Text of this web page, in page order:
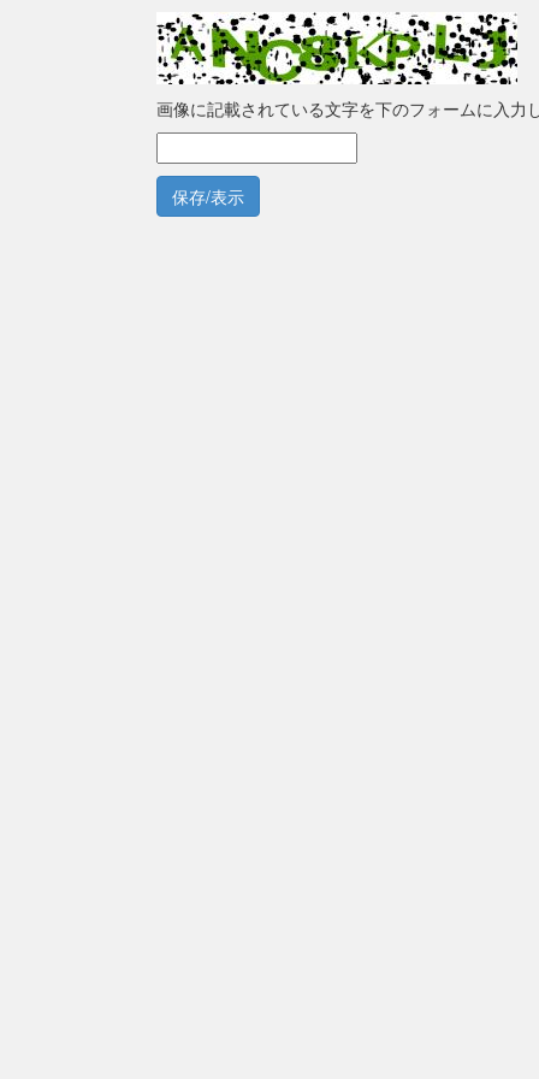
画像に記載されている文字を下のフォームに入力
保存/表示